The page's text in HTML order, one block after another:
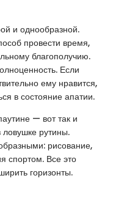
и однообразной.
провести время,
благополучию.
Если
ему нравится,
в состояние апатии.
— вот так и
ловушке рутины.
рисование,
спортом. Все это
горизонты.